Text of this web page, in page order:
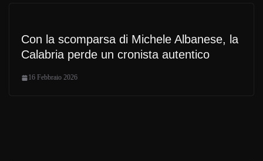
Con la scomparsa di Michele Albanese, la
Calabria perde un cronista autentico
16 Febbraio 2026